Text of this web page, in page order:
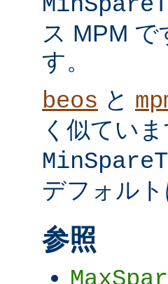
ス MPM
す。
beos と
く似ていま
デフォルト
参照